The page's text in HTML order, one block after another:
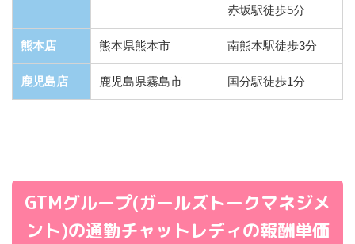
赤坂駅徒歩5分
熊本店 熊本県熊本市 南熊本駅徒歩3分
鹿児島店 鹿児島県霧島市 国分駅徒歩1分
GTMグループ(ガールズトークマネジメ
ント)の通勤チャットレディの報酬単価